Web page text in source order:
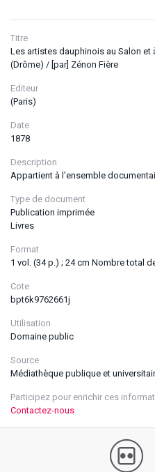
Titre
Les artistes dauphinois au Salon et
(Drôme) / [par] Zénon Fière
Editeur
(Paris)
Date
1878
Description
Appartient à l’ensemble
Type de document
Publication imprimée
Livres
Format
1 vol. (34 p.) ; 24 cm Nombre total
Cote
bpt6k9762661j
Utilisation
Domaine public
Source
Médiathèque publique et
Participez pour enrichir ces
Contactez-nous